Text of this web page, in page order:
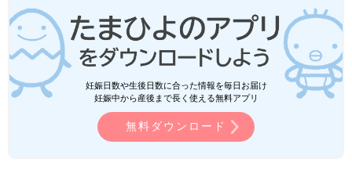
妊娠日数や生後日数に合った情報を毎日お届け
妊娠中から産後まで長く使える無料アプリ
無料ダウンロード